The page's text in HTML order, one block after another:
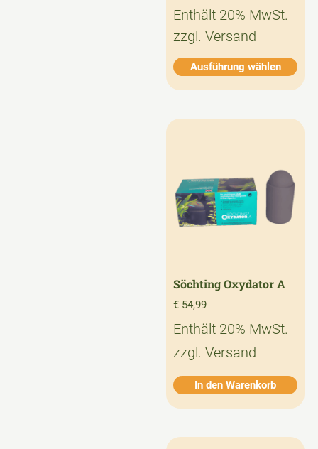
Enthält 20% MwSt.
zzgl. Versand
Ausführung wählen
Söchting Oxydator A
€ 54,99
Enthält 20% MwSt.
zzgl. Versand
In den Warenkorb